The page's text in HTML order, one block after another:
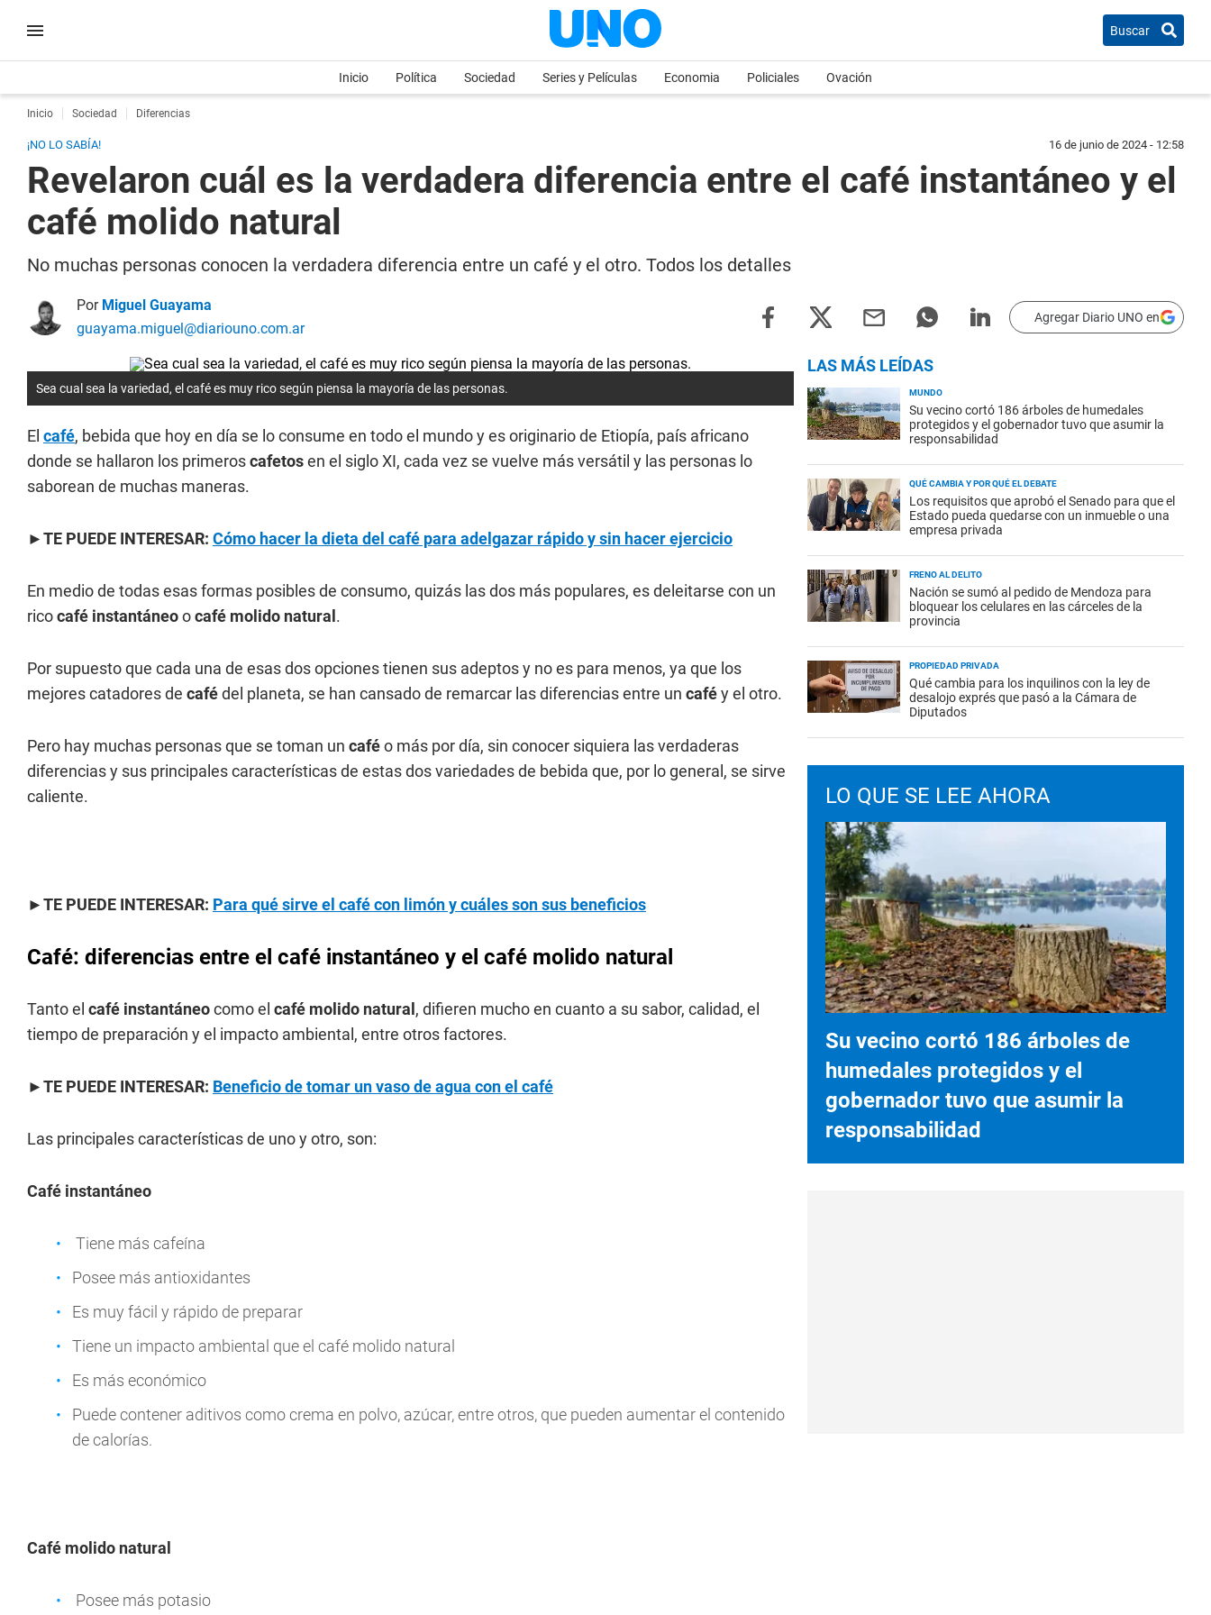
Buscar
Inicio Política Sociedad Series y Películas Economia Policiales Ovación
Inicio Sociedad Diferencias
¡NO LO SABÍA! 16 de junio de 2024 - 12:58
Revelaron cuál es la verdadera diferencia entre el café instantáneo y el
café molido natural
No muchas personas conocen la verdadera diferencia entre un café y el otro. Todos los detalles
Por Miguel Guayama
guayama.miguel@diariouno.com.ar
Agregar Diario UNO en
Sea cual sea la variedad, el café es muy rico según piensa la mayoría de las personas.
El café, bebida que hoy en día se lo consume en todo el mundo y es originario de Etiopía, país africano
donde se hallaron los primeroscafetosen el siglo XI, cada vez se vuelve más versátil y las personas lo
saborean de muchas maneras.
►TE PUEDE INTERESAR: Cómo hacer la dieta del café para adelgazar rápido y sin hacer ejercicio
En medio de todas esas formas posibles de consumo, quizás las dos más populares, es deleitarse con un
ricocafé instantáneoocafé molido natural .
Por supuesto que cada una de esas dos opciones tienen sus adeptos y no es para menos, ya que los
mejores catadores de cafédel planeta, se han cansado de remarcar las diferencias entre un caféy el otro.
Pero hay muchas personas que se toman un caféo más por día, sin conocer siquiera las verdaderas
diferencias y sus principales características de estas dos variedades de bebida que, por lo general, se sirve
caliente.
►TE PUEDE INTERESAR: Para qué sirve el café con limón y cuáles son sus beneficios
Café: diferencias entre el café instantáneo y el café molido natural
Tanto el café instantáneocomo el café molido natural , difieren mucho en cuanto a su sabor, calidad, el
tiempo de preparación y el impacto ambiental, entre otros factores.
►TE PUEDE INTERESAR: Beneficio de tomar un vaso de agua con el café
Las principales características de uno y otro, son:
Café instantáneo
Tiene más cafeína
Posee más antioxidantes
Es muy fácil y rápido de preparar
Tiene un impacto ambiental que el café molido natural
Es más económico
Puede contener aditivos como crema en polvo, azúcar, entre otros, que pueden aumentar el contenido
de calorías.
Café molido natural
Posee más potasio
LAS MÁS LEÍDAS
MUNDO
Su vecino cortó 186 árboles de humedales
protegidos y el gobernador tuvo que asumir la
responsabilidad
QUÉ CAMBIA Y POR QUÉ EL DEBATE
Los requisitos que aprobó el Senado para que el
Estado pueda quedarse con un inmueble o una
empresa privada
FRENO AL DELITO
Nación se sumó al pedido de Mendoza para
bloquear los celulares en las cárceles de la
provincia
PROPIEDAD PRIVADA
Qué cambia para los inquilinos con la ley de
desalojo exprés que pasó a la Cámara de
Diputados
LO QUE SE LEE AHORA
Su vecino cortó 186 árboles de
humedales protegidos y el
gobernador tuvo que asumir la
responsabilidad